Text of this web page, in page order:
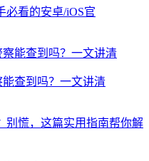
必看的安卓/iOS官
能查到吗？一文讲清